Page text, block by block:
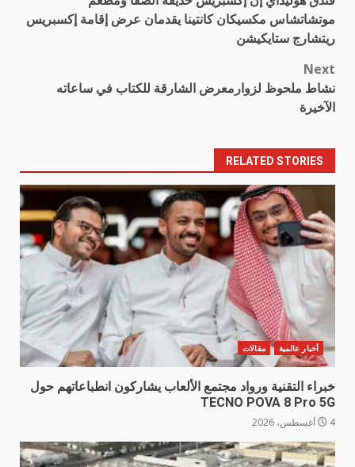
navigation
موتشاتشاس مكسيكان كانتينا يقدمان عرض إقامة إكسبريس
ريتشارج ستايكيشن
Next
نشاط ملحوظ لزوارمعرض الشارقة للكتاب في ساعاته
الآخيرة
RELATED STORIES
أخبار عالمية مقالات
خبراء التقنية ورواد مجتمع الألعاب يشاركون انطباعاتهم حول
TECNO POVA 8 Pro 5G
4 أغسطس، 2026